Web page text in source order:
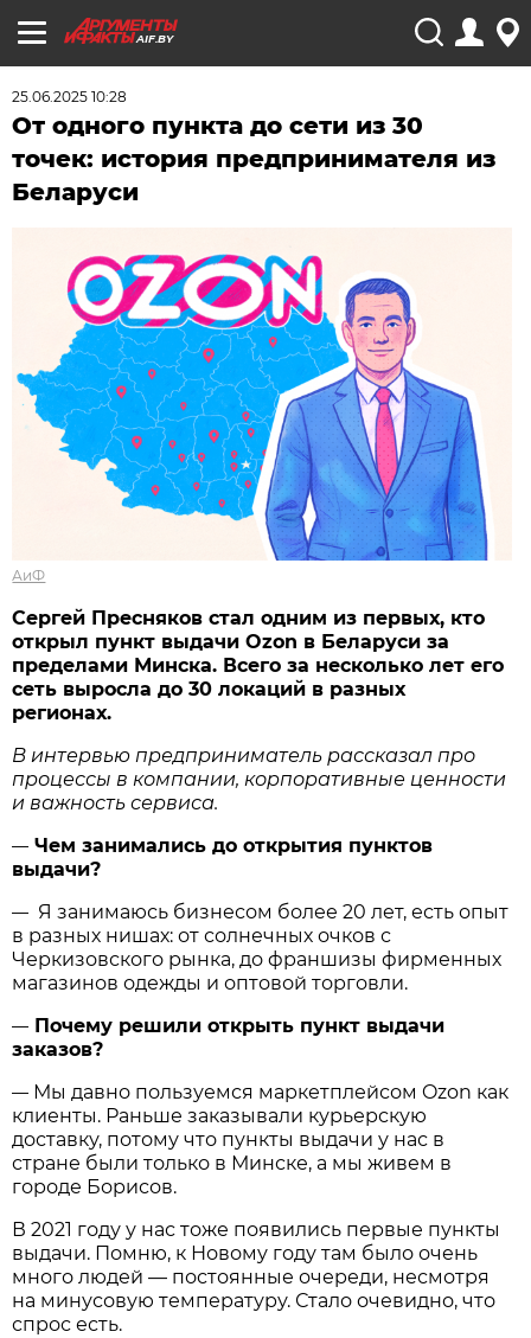
AIF.BY
25.06.2025 10:28
От одного пункта до сети из 30
точек: история предпринимателя из
Беларуси
АиФ
Сергей Пресняков стал одним из первых, кто
открыл пункт выдачи Ozon в Беларуси за
пределами Минска. Всего за несколько лет его
сеть выросла до 30 локаций в разных
регионах.
В интервью предприниматель рассказал про
процессы в компании, корпоративные ценности
и важность сервиса.
— Чем занимались до открытия пунктов
выдачи?
— Я занимаюсь бизнесом более 20 лет, есть опыт
в разных нишах: от солнечных очков с
Черкизовского рынка, до франшизы фирменных
магазинов одежды и оптовой торговли.
— Почему решили открыть пункт выдачи
заказов?
— Мы давно пользуемся маркетплейсом Ozon как
клиенты. Раньше заказывали курьерскую
доставку, потому что пункты выдачи у нас в
стране были только в Минске, а мы живем в
городе Борисов.
В 2021 году у нас тоже появились первые пункты
выдачи. Помню, к Новому году там было очень
много людей — постоянные очереди, несмотря
на минусовую температуру. Стало очевидно, что
спрос есть.